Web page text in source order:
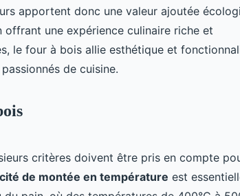
apportent donc une valeur ajoutée
une expérience culinaire riche et
le four à bois allie esthétique et
de cuisine.
critères doivent être pris en compte
de montée en température est